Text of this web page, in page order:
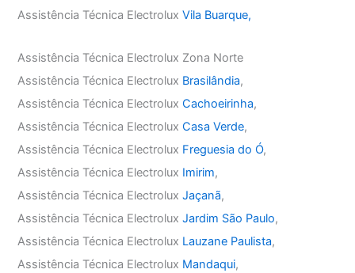
Assistência Técnica ElectroluxVila Buarque,
Assistência Técnica Electrolux Zona Norte
Assistência Técnica Electrolux Brasilândia,
Assistência Técnica ElectroluxCachoeirinha,
Assistência Técnica ElectroluxCasa Verde,
Assistência Técnica Electrolux Freguesia do Ó,
Assistência Técnica Electrolux Imirim,
Assistência Técnica ElectroluxJaçanã,
Assistência Técnica ElectroluxJardim São Paulo,
Assistência Técnica Electrolux Lauzane Paulista,
Assistência Técnica Electrolux Mandaqui,